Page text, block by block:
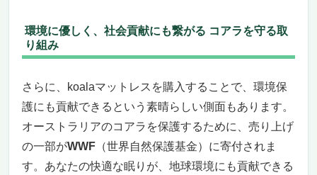
環境に優しく、社会貢献にも繋がる コアラを守る取
り組み
さらに、koalaマットレスを購入することで、環境保
護にも貢献できるという素晴らしい側面もあります。
オーストラリアのコアラを保護するために、売り上げ
の一部がWWF （世界自然保護基金）に寄付されま
す。あなたの快適な眠りが、地球環境にも貢献できる